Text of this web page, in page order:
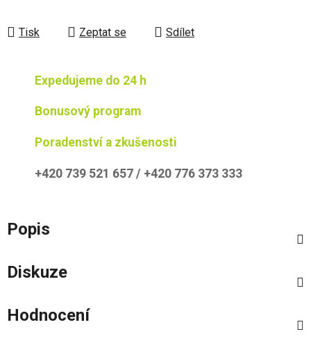
Tisk Zeptat se Sdílet
Expedujeme do 24 h
Bonusový program
Poradenství a zkušenosti
+420 739 521 657 / +420 776 373 333
Popis
Diskuze
Hodnocení